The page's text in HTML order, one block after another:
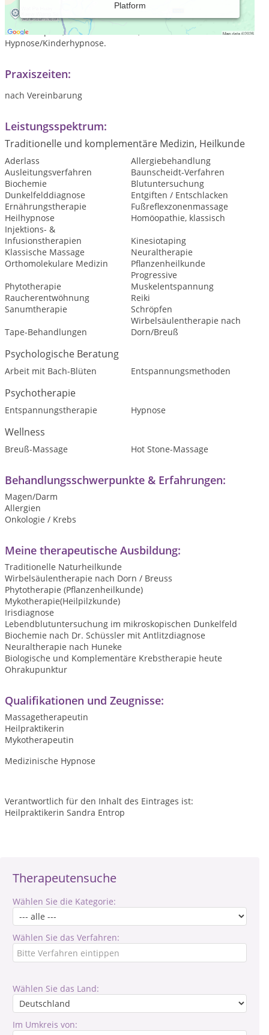
Therapeutensuche
Wählen Sie die Kategorie:
Wählen Sie das Verfahren:
Wählen Sie das Land:
Im Umkreis von:
Platform
Die Schwerpunkte meiner Naturheilpraxis sind:
Dunkelfelddiagnose, Ohrakupunktur, Ausleitungsverfahren
wie Schröpfen, Baunscheidtieren, Aderlass sowie
Hypnose/Kinderhypnose.
Praxiszeiten:
nach Vereinbarung
Leistungsspektrum:
Traditionelle und komplementäre Medizin, Heilkunde
Aderlass
Allergiebehandlung
Ausleitungsverfahren
Baunscheidt-Verfahren
Biochemie
Blutuntersuchung
Dunkelfelddiagnose
Entgiften / Entschlacken
Ernährungstherapie
Fußreflexzonenmassage
Heilhypnose
Homöopathie, klassisch
Injektions- &
Infusionstherapien
Kinesiotaping
Klassische Massage
Neuraltherapie
Orthomolekulare Medizin
Pflanzenheilkunde
Phytotherapie
Progressive
Muskelentspannung
Raucherentwöhnung
Reiki
Sanumtherapie
Schröpfen
Tape-Behandlungen
Wirbelsäulentherapie nach
Dorn/Breuß
Psychologische Beratung
Arbeit mit Bach-Blüten Entspannungsmethoden
Psychotherapie
Entspannungstherapie Hypnose
Wellness
Breuß-Massage Hot Stone-Massage
Behandlungsschwerpunkte & Erfahrungen:
Magen/Darm
Allergien
Onkologie / Krebs
Meine therapeutische Ausbildung:
Traditionelle Naturheilkunde
Wirbelsäulentherapie nach Dorn / Breuss
Phytotherapie (Pflanzenheilkunde)
Mykotherapie(Heilpilzkunde)
Irisdiagnose
Lebendblutuntersuchung im mikroskopischen Dunkelfeld
Biochemie nach Dr. Schüssler mit Antlitzdiagnose
Neuraltherapie nach Huneke
Biologische und Komplementäre Krebstherapie heute
Ohrakupunktur
Qualifikationen und Zeugnisse:
Massagetherapeutin
Heilpraktikerin
Mykotherapeutin
Medizinische Hypnose
Verantwortlich für den Inhalt des Eintrages ist:
Heilpraktikerin Sandra Entrop